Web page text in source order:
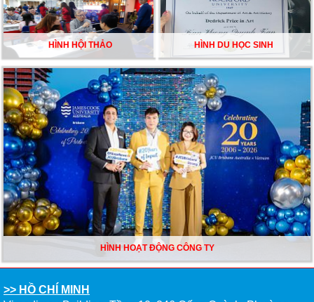
HÌNH HỘI THẢO HÌNH DU HỌC SINH
HÌNH HOẠT ĐỘNG CÔNG TY
>> HỒ CHÍ MINH